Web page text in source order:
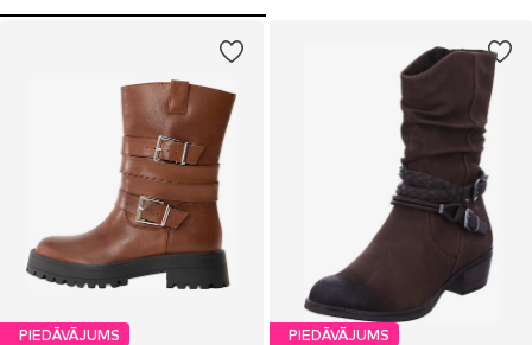
PIEDĀVĀJUMS PIEDĀVĀJUMS